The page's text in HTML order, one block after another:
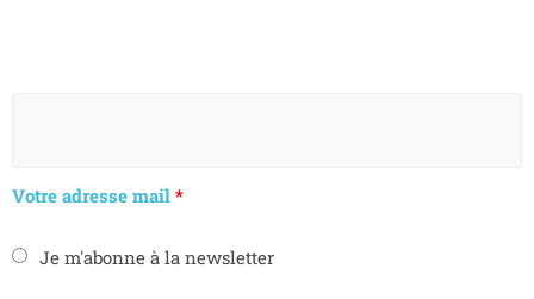
Votre adresse mail *
Je m'abonne à la newsletter